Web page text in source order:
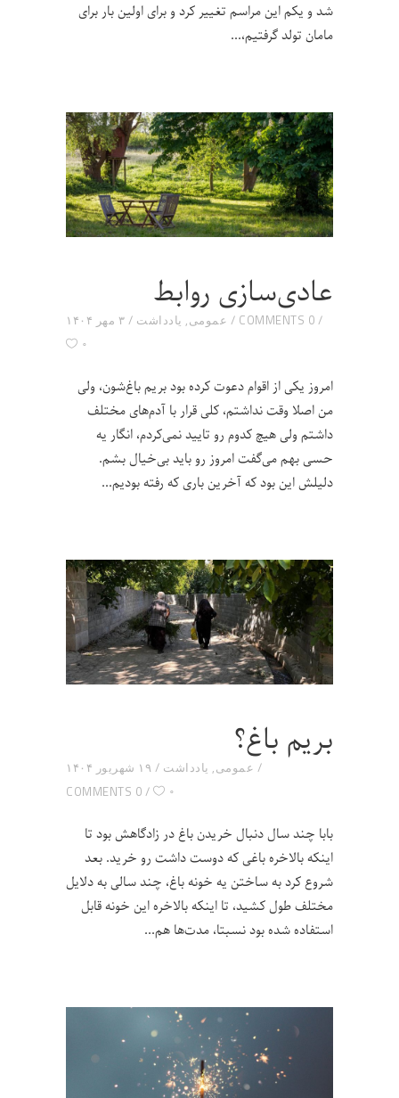
شد و یکم این مراسم تغییر کرد و برای اولین بار برای
مامان تولد گرفتیم،
عادی‌سازی روابط
۳ مهر ۱۴۰۴ عمومی, یادداشت 0 COMMENTS
۰
امروز یکی از اقوام دعوت کرده بود بریم باغ‌شون، ولی
من اصلا وقت نداشتم، کلی قرار با آدم‌های مختلف
داشتم ولی هیچ کدوم رو تایید نمی‌کردم، انگار یه
حسی بهم می‌گفت امروز رو باید بی‌خیال بشم.
دلیلش این بود که آخرین باری که رفته بودیم
بریم باغ؟
۱۹ شهریور ۱۴۰۴ عمومی, یادداشت
0 COMMENTS
۰
بابا چند سال دنبال خریدن باغ در زادگاهش بود تا
اینکه بالاخره باغی که دوست داشت رو خرید. بعد
شروع کرد به ساختن یه خونه باغ، چند سالی به دلایل
مختلف طول کشید، تا اینکه بالاخره این خونه قابل
استفاده شده بود نسبتا، مدت‌ها هم